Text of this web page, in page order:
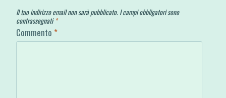
Il tuo indirizzo email non sarà pubblicato. I campi obbligatori sono
contrassegnati *
Commento *